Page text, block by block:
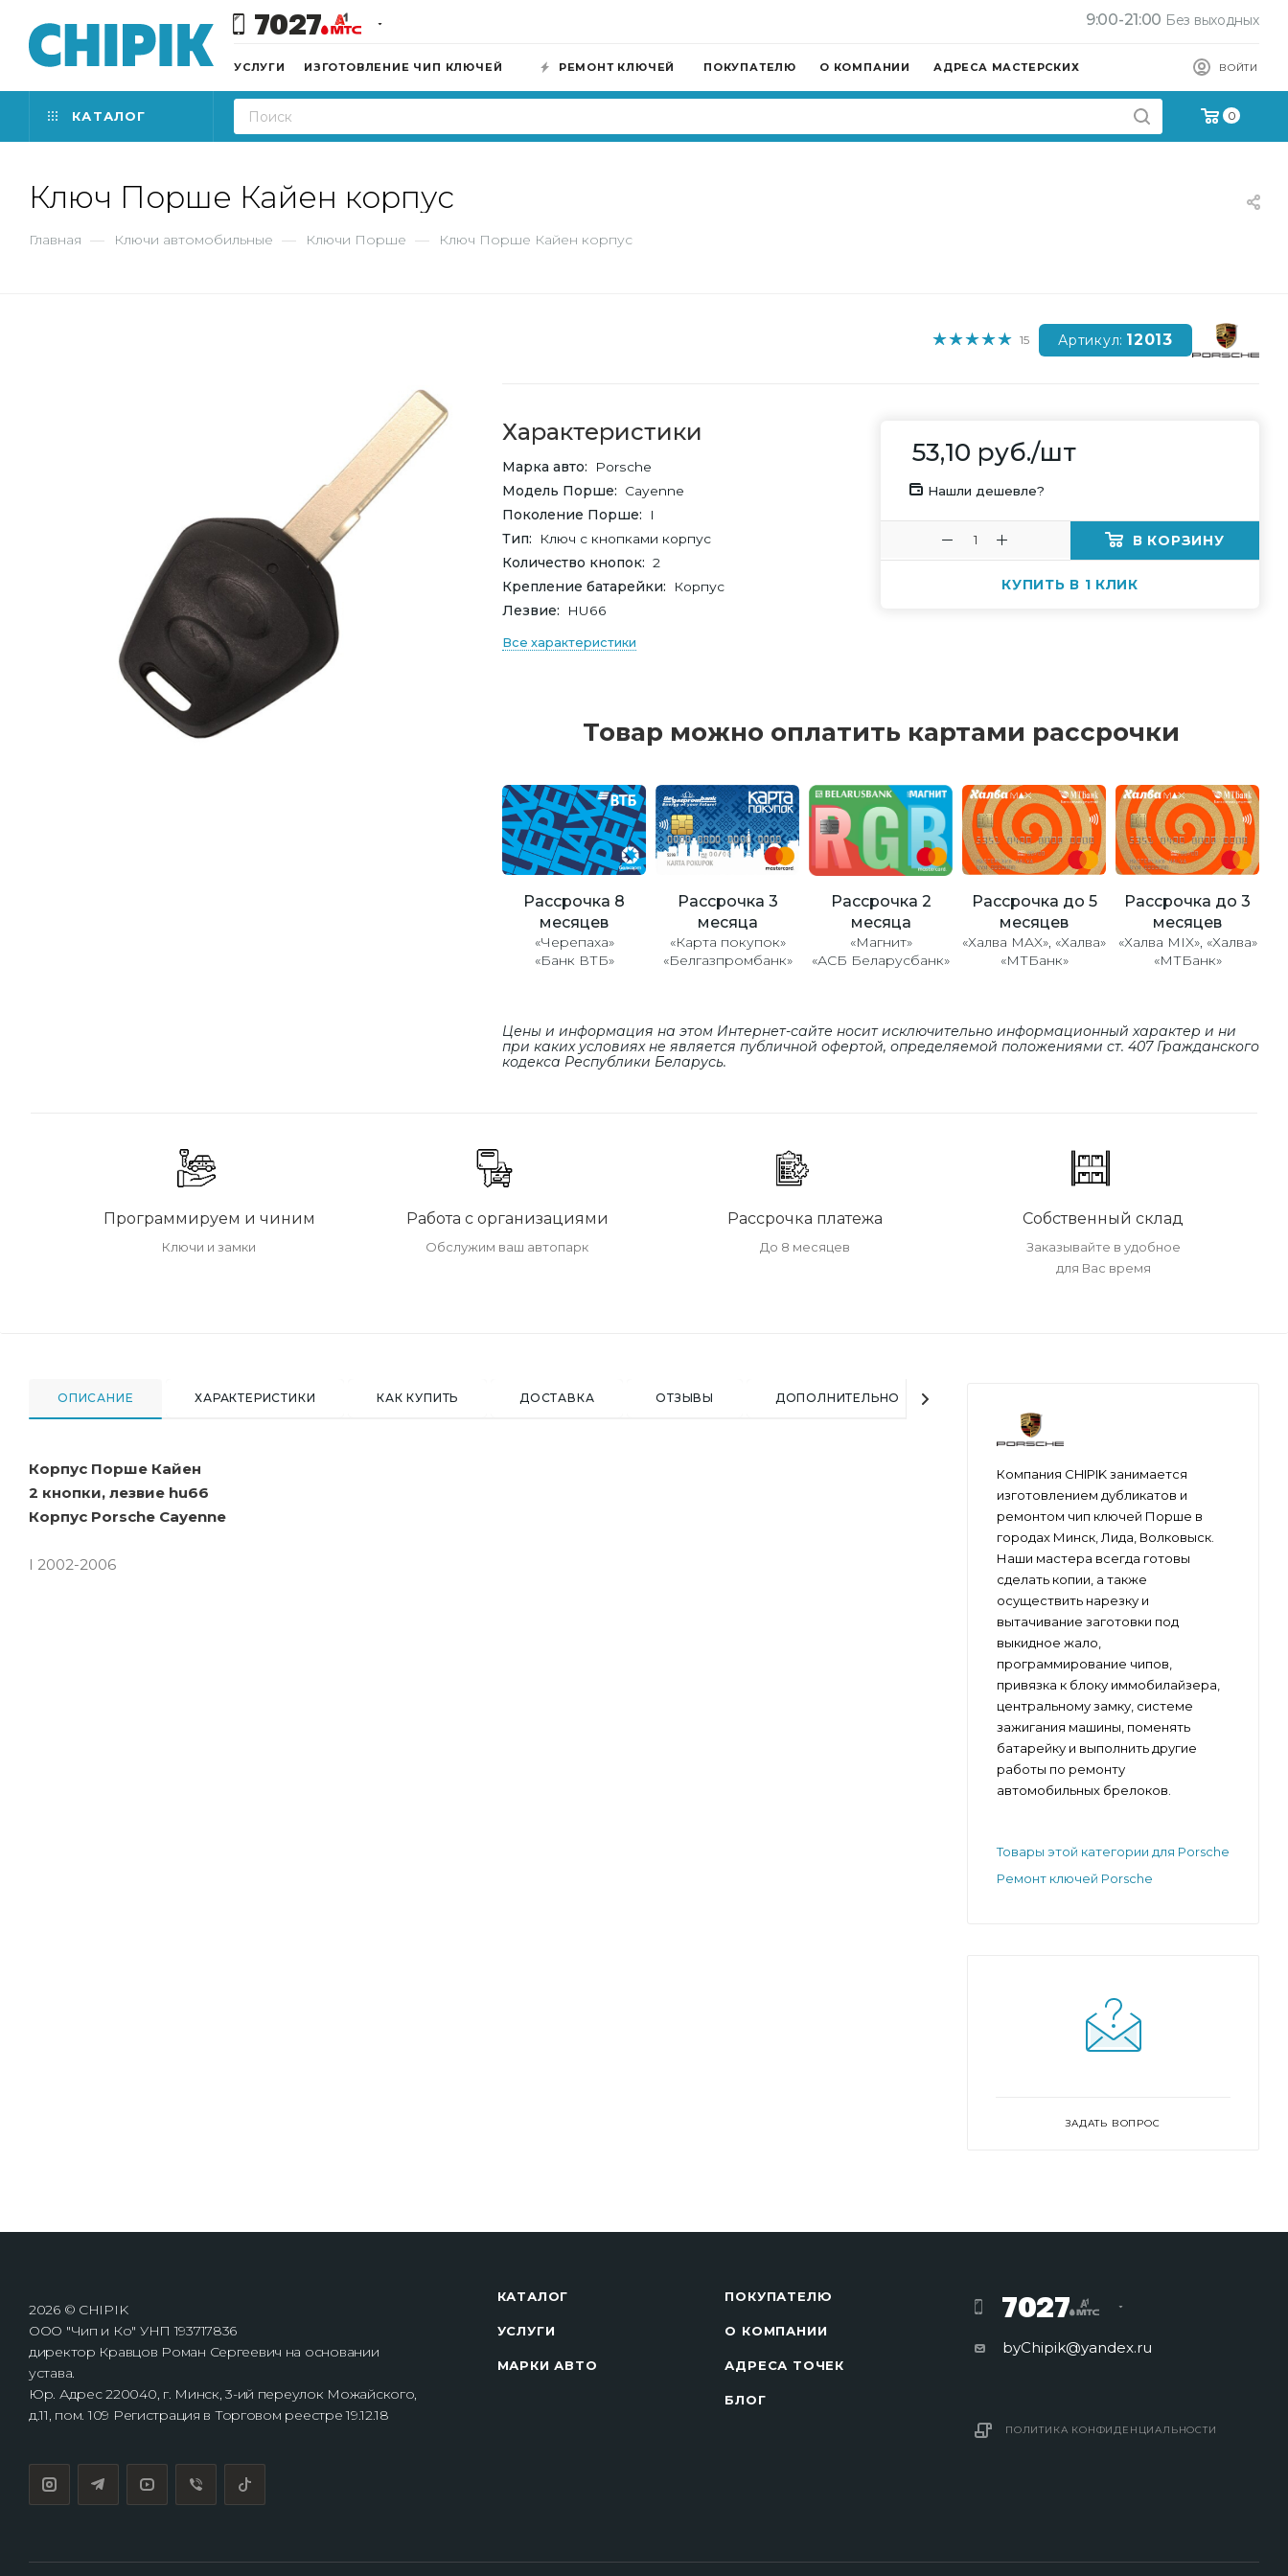
7027 9:00-21:00 Без выходных
ВОЙТИ
УСЛУГИ ИЗГОТОВЛЕНИЕ ЧИП КЛЮЧЕЙ РЕМОНТ КЛЮЧЕЙ ПОКУПАТЕЛЮ О КОМПАНИИ АДРЕСА МАСТЕРСКИХ
0
КАТАЛОГ
Ключ Порше Кайен корпус
Главная — Ключи автомобильные — Ключи Порше — Ключ Порше Кайен корпус
15 Артикул: 12013
Характеристики
Марка авто
Porsche
Модель Порше
Cayenne
Поколение Порше
I
Тип
Ключ с кнопками корпус
Количество кнопок
2
Крепление батарейки
Корпус
Лезвие
HU66
Все характеристики
53,10 руб./шт
Нашли дешевле?
В КОРЗИНУ
КУПИТЬ В 1 КЛИК
Товар можно оплатить картами рассрочки
Рассрочка 8
месяцев
«Черепаха»
«Банк ВТБ»
Рассрочка 3
месяца
«Карта покупок»
«Белгазпромбанк»
Рассрочка 2
месяца
«Магнит»
«АСБ Беларусбанк»
Рассрочка до 5
месяцев
«Халва MAX», «Халва»
«МТБанк»
Рассрочка до 3
месяцев
«Халва MIX», «Халва»
«МТБанк»
Цены и информация на этом Интернет-сайте носит исключительно информационный характер и ни
при каких условиях не является публичной офертой, определяемой положениями cт. 407 Гражданского
кодекса Республики Беларусь.
Программируем и чиним
Ключи и замки
Работа с организациями
Обслужим ваш автопарк
Рассрочка платежа
До 8 месяцев
Собственный склад
Заказывайте в удобное
для Вас время
ОПИСАНИЕ ХАРАКТЕРИСТИКИ КАК КУПИТЬ ДОСТАВКА ОТЗЫВЫ ДОПОЛНИТЕЛЬНО
Корпус Порше Кайен
2 кнопки, лезвие hu66
Корпус Porsche Cayenne
I 2002-2006
Компания CHIPIK занимается
изготовлением дубликатов и
ремонтом чип ключей Порше в
городах Минск, Лида, Волковыск.
Наши мастера всегда готовы
сделать копии, а также
осуществить нарезку и
вытачивание заготовки под
выкидное жало,
программирование чипов,
привязка к блоку иммобилайзера,
центральному замку, системе
зажигания машины, поменять
батарейку и выполнить другие
работы по ремонту
автомобильных брелоков.
Товары этой категории для Porsche
Ремонт ключей Porsche
ЗАДАТЬ ВОПРОС
2026 © CHIPIK
ООО "Чип и Ко" УНП 193717836
директор Кравцов Роман Сергеевич на основании
устава.
Юр. Адрес 220040, г. Минск, 3-ий переулок Можайского,
д.11, пом. 109 Регистрация в Торговом реестре 19.12.18
КАТАЛОГ
УСЛУГИ
МАРКИ АВТО
ПОКУПАТЕЛЮ
О КОМПАНИИ
АДРЕСА ТОЧЕК
БЛОГ
7027
byChipik@yandex.ru
ПОЛИТИКА КОНФИДЕНЦИАЛЬНОСТИ